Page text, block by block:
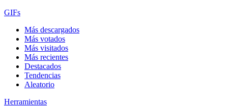
GIFs
Más descargados
Más votados
Más visitados
Más recientes
Destacados
Tendencias
Aleatorio
Herramientas